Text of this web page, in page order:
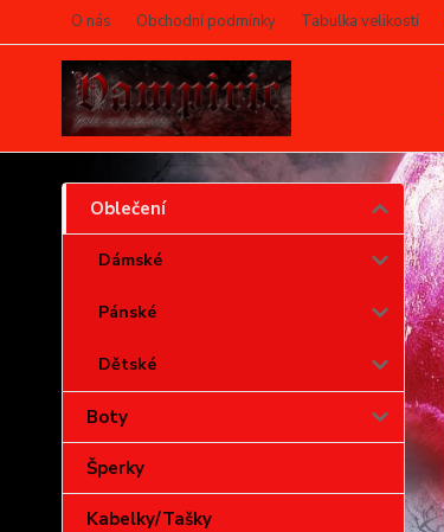
O nás Obchodní podmínky Tabulka velikostí
Oblečení
Dámské
Pánské
Dětské
Boty
Šperky
Kabelky/Tašky